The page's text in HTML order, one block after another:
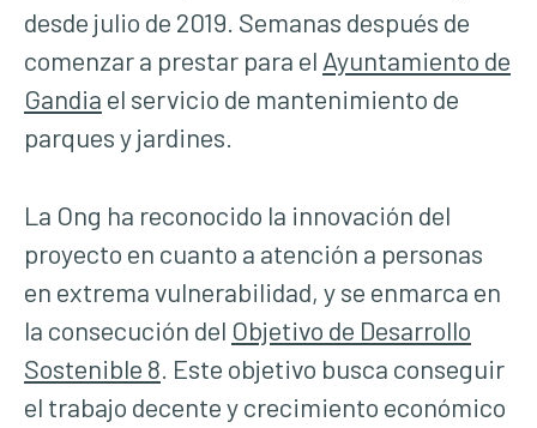
desde julio de 2019. Semanas después de
comenzar a prestar para el Ayuntamiento de
Gandia el servicio de mantenimiento de
parques y jardines.
La Ong ha reconocido la innovación del
proyecto en cuanto a atención a personas
en extrema vulnerabilidad, y se enmarca en
la consecución del Objetivo de Desarrollo
Sostenible 8 . Este objetivo busca conseguir
el trabajo decente y crecimiento económico